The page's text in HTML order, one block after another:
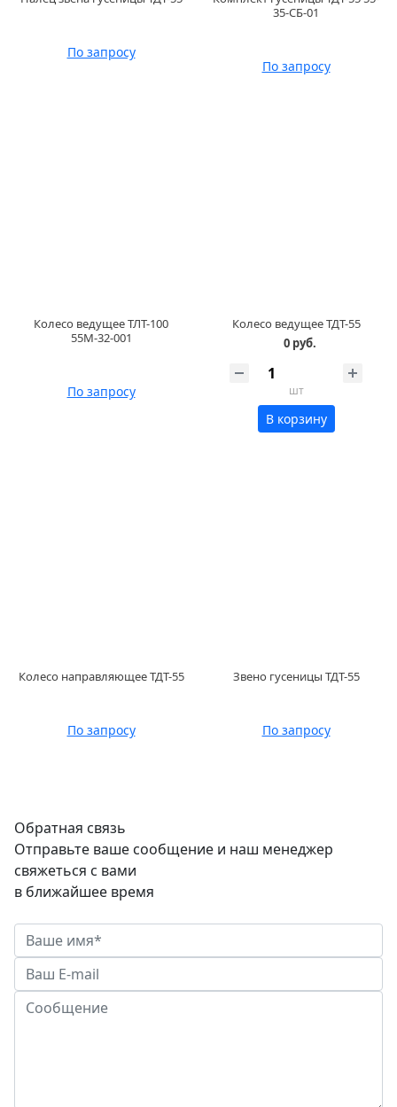
По запросу
35-СБ-01
По запросу
Колесо ведущее ТЛТ-100
55М-32-001
По запросу
Колесо ведущее ТДТ-55
0 руб.
шт
В корзину
Колесо направляющее ТДТ-55
По запросу
Звено гусеницы ТДТ-55
По запросу
Обратная связь
Отправьте ваше сообщение и наш менеджер
свяжеться с вами
в ближайшее время